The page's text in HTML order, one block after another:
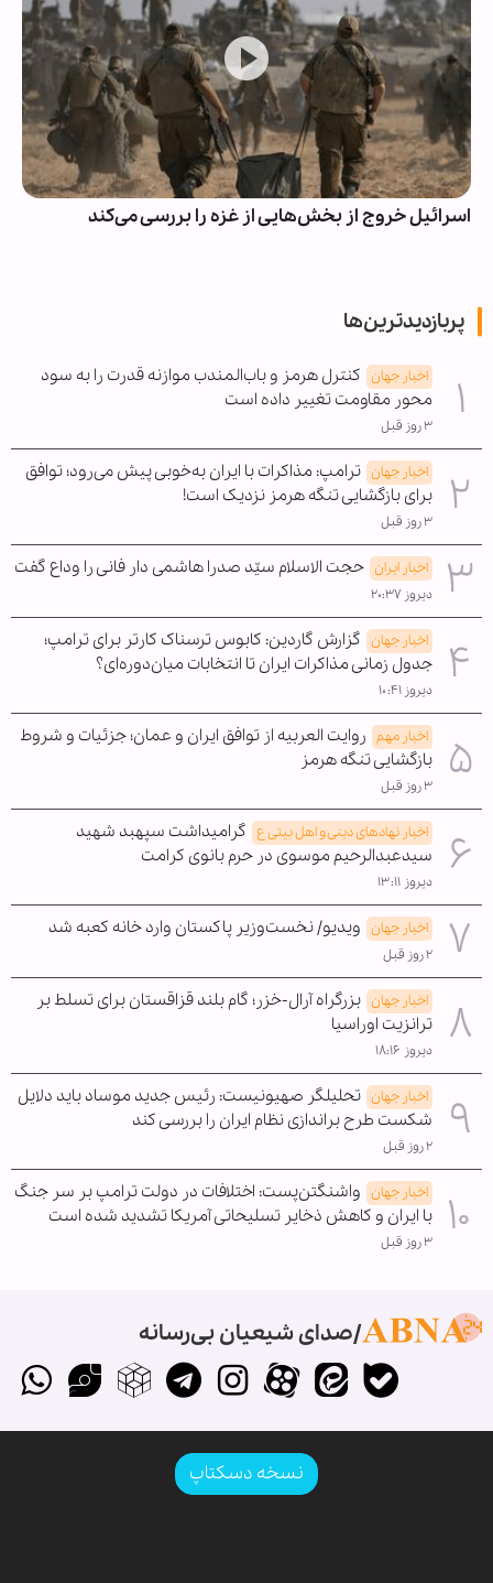
اسرائیل خروج از بخش‌هایی از غزه را بررسی می‌کند
پربازدیدترین‌ها
اخبار جهان کنترل هرمز و باب‌المندب موازنه قدرت را به سود
محور مقاومت تغییر داده است
۳ روز قبل
اخبار جهان ترامپ: مذاکرات با ایران به‌خوبی پیش می‌رود؛ توافق
برای بازگشایی تنگه هرمز نزدیک است!
۳ روز قبل
اخبار ایران حجت الاسلام سیّد صدرا هاشمی دار فانی را وداع گفت
دیروز ۲۰:۳۷
اخبار جهان گزارش گاردین: کابوس ترسناک کارتر برای ترامپ؛
جدول زمانی مذاکرات ایران تا انتخابات میان‌دوره‌ای؟
دیروز ۱۰:۴۱
اخبار مهم روایت العربیه از توافق ایران و عمان؛ جزئیات و شروط
بازگشایی تنگه هرمز
۳ روز قبل
اخبار نهادهای دینی و اهل بیتی ع گرامیداشت سپهبد شهید
سیدعبدالرحیم موسوی در حرم بانوی کرامت
دیروز ۱۳:۱۱
اخبار جهان ویدیو/ نخست‌وزیر پاکستان وارد خانه کعبه شد
۲ روز قبل
اخبار جهان بزرگراه آرال-خزر؛ گام بلند قزاقستان برای تسلط بر
ترانزیت اوراسیا
دیروز ۱۸:۱۶
اخبار جهان تحلیلگر صهیونیست: رئیس جدید موساد باید دلایل
شکست طرح براندازی نظام ایران را بررسی کند
۲ روز قبل
اخبار جهان واشنگتن‌پست: اختلافات در دولت ترامپ بر سر جنگ
با ایران و کاهش ذخایر تسلیحاتی آمریکا تشدید شده است
۳ روز قبل
صدای شیعیان بی‌رسانه
نسخه دسکتاپ